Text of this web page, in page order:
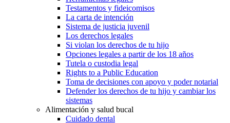
Testamentos y fideicomisos
La carta de intención
Sistema de justicia juvenil
Los derechos legales
Si violan los derechos de tu hijo
Opciones legales a partir de los 18 años
Tutela o custodia legal
Rights to a Public Education
Toma de decisiones con apoyo y poder notarial
Defender los derechos de tu hijo y cambiar los
sistemas
Alimentación y salud bucal
Cuidado dental